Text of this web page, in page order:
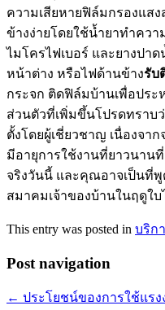
ความเสียหายฟิล์มกรองแส
ข้างง่ายโดยใช้น้ำยาทำคว
ไมโครไฟเบอร์ และยางปา
หน้าต่าง หรือไฟด้านข้างรับ
กระจก ติดฟิล์มบ้านเพื่อประ
ส่วนตัวที่เพิ่มขึ้นโปรดทราบ
ตั้งโดยผู้เชี่ยวชาญ เนื่องจ
มีอายุการใช้งานที่ยาวนาน
จริงวันนี้ และคุณอาจเป็นที่
สมาคมเจ้าของบ้านในฤดูใบ
This entry was posted in บริก
Post navigation
← ประโยชน์ของการใช้แร